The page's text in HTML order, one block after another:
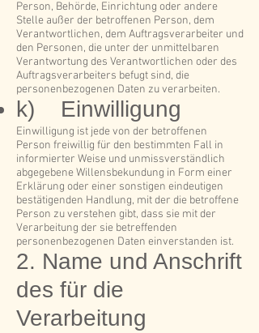
Person, Behörde, Einrichtung oder andere
Stelle außer der betroffenen Person, dem
Verantwortlichen, dem Auftragsverarbeiter und
den Personen, die unter der unmittelbaren
Verantwortung des Verantwortlichen oder des
Auftragsverarbeiters befugt sind, die
personenbezogenen Daten zu verarbeiten.
k) Einwilligung
Einwilligung ist jede von der betroffenen
Person freiwillig für den bestimmten Fall in
informierter Weise und unmissverständlich
abgegebene Willensbekundung in Form einer
Erklärung oder einer sonstigen eindeutigen
bestätigenden Handlung, mit der die betroffene
Person zu verstehen gibt, dass sie mit der
Verarbeitung der sie betreffenden
personenbezogenen Daten einverstanden ist.
2. Name und Anschrift
des für die
Verarbeitung